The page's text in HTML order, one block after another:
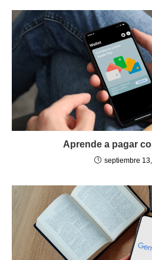
Aprende a pagar
septiembre